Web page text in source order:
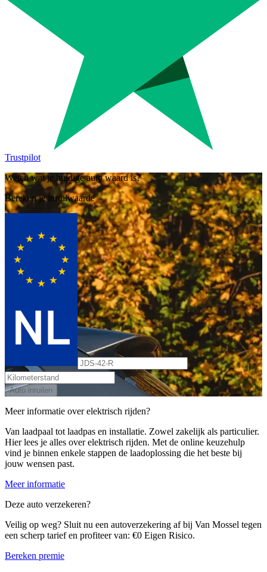
Trustpilot
Weten wat je huidige auto waard is?
Bereken je inruilwaarde
Auto inruilen
Meer informatie over elektrisch rijden?
Van laadpaal tot laadpas en installatie. Zowel zakelijk als particulier.
Hier lees je alles over elektrisch rijden. Met de online keuzehulp
vind je binnen enkele stappen de laadoplossing die het beste bij
jouw wensen past.
Meer informatie
Deze auto verzekeren?
Veilig op weg? Sluit nu een autoverzekering af bij Van Mossel tegen
een scherp tarief en profiteer van: €0 Eigen Risico.
Bereken premie